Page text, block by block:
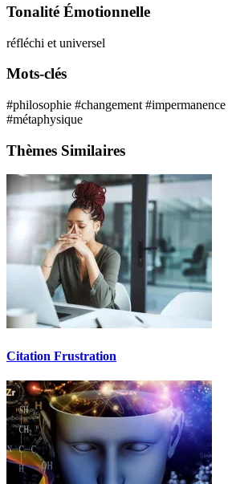
Tonalité Émotionnelle
réfléchi et universel
Mots-clés
#philosophie #changement #impermanence
#métaphysique
Thèmes Similaires
Citation Frustration